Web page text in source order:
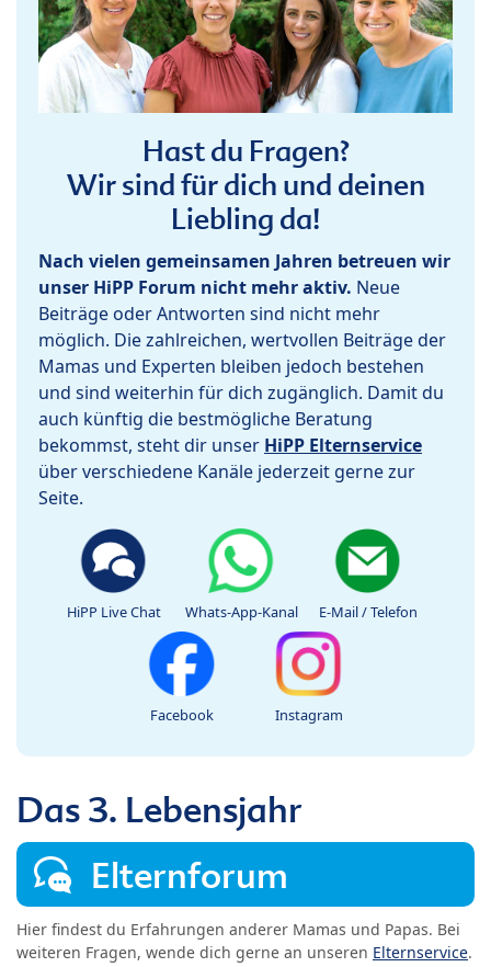
Hast du Fragen?
Wir sind für dich und deinen
Liebling da!
Nach vielen gemeinsamen Jahren betreuen wir
unser HiPP Forum nicht mehr aktiv. Neue
Beiträge oder Antworten sind nicht mehr
möglich. Die zahlreichen, wertvollen Beiträge der
Mamas und Experten bleiben jedoch bestehen
und sind weiterhin für dich zugänglich. Damit du
auch künftig die bestmögliche Beratung
bekommst, steht dir unser HiPP Elternservice
über verschiedene Kanäle jederzeit gerne zur
Seite.
HiPP Live Chat Whats-App-Kanal E-Mail / Telefon
Facebook Instagram
Das 3. Lebensjahr
Elternforum
Hier findest du Erfahrungen anderer Mamas und Papas. Bei
weiteren Fragen, wende dich gerne an unseren Elternservice.